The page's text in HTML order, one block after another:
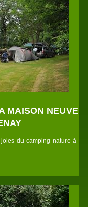
MAISON NEUVE
du camping nature à la